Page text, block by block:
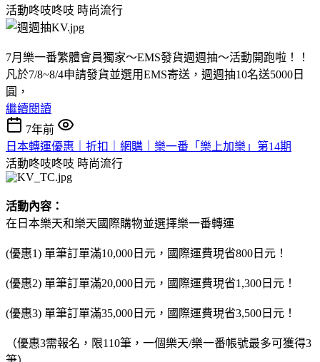
活動咚吱咚吱 時尚流行
7月樂一番繁體會員獨家～EMS發貨週週抽～活動開跑啦！！
凡於7/8~8/4申請發貨並選用EMS寄送，週週抽10名送5000日
圓，
繼續閱讀
7年前
日本轉運優惠｜折扣｜網購｜樂一番「樂上加樂」第14期
活動咚吱咚吱 時尚流行
活動內容：
在日本樂天和樂天國際購物並選擇樂一番轉運
(優惠1) 單筆訂單滿10,000日元，國際運費現省800日元！
(優惠2) 單筆訂單滿20,000日元，國際運費現省1,300日元！
(優惠3) 單筆訂單滿35,000日元，國際運費現省3,500日元！
（優惠3需報名，限110筆，一個樂天/樂一番帳號最多可獲得3